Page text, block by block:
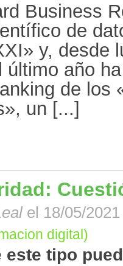
Business
de
y, desde
último año
de los
un [...]
el 18/05/
digital)
este tipo